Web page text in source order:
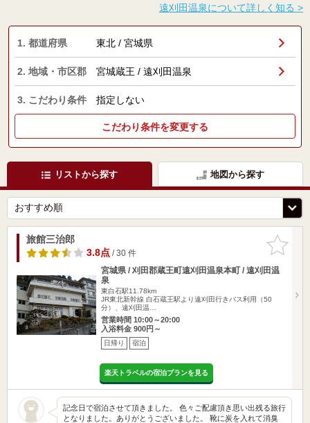
遠刈田温泉について詳しく知る >
1. 都道府県 東北 / 宮城県
2. 地域・市区郡 宮城蔵王 / 遠刈田温泉
3. こだわり条件 指定しない
こだわり条件を変更する
リストから探す 地図から探す
お気に入
りに追加
旅館三治郎
3.8点 / 30 件
宮城県 / 刈田郡蔵王町遠刈田温泉本町 / 遠刈田温
泉
東白石駅11.78km
JR東北新幹線 白石蔵王駅より遠刈田行きバス利用（50
分）、遠刈田温…
営業時間 10:00～20:00
入浴料金 900円～
日帰り 宿泊
楽天トラベルの宿泊プランを見る
記念日で宿泊させて頂きました。 色々ご配慮頂き思い出残る旅行
となりました。ありがとうございました。 靴に炭を入れて消臭